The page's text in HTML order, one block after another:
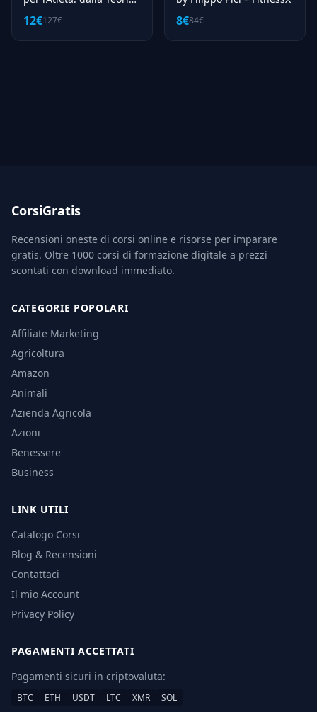
Performance
12€127€ 8€84€
CorsiGratis
Recensioni oneste di corsi online e risorse per imparare
gratis. Oltre 1000 corsi di formazione digitale a prezzi
scontati con download immediato.
CATEGORIE POPOLARI
Affiliate Marketing
Agricoltura
Amazon
Animali
Azienda Agricola
Azioni
Benessere
Business
LINK UTILI
Catalogo Corsi
Blog & Recensioni
Contattaci
Il mio Account
Privacy Policy
PAGAMENTI ACCETTATI
Pagamenti sicuri in criptovaluta:
BTC ETH USDT LTC XMR SOL